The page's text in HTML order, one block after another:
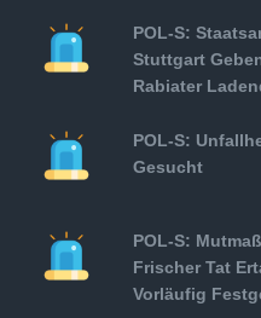
POL-S:
Stuttgart
Rabiater
POL-S:
Gesucht
POL-S:
Frischer Tat
Vorläufig